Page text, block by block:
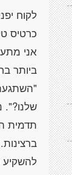
לקוח
כרטיס
אני
שלנו?".
תדמית